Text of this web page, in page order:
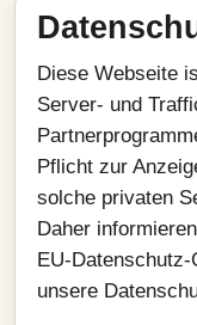
Diese Webseite
Server- und
Pflicht zur
solche privaten
Daher
EU-
unsere